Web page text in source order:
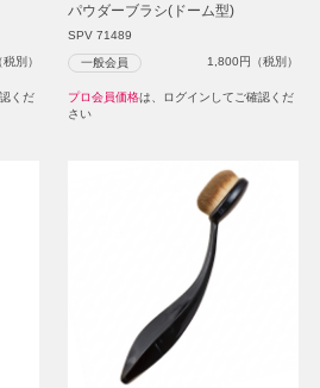
別）
くだ
パウダーブラシ(ドーム型)
SPV 71489
一般会員 1,800円（税別）
プロ会員価格は、ログインしてご確認くだ
さい